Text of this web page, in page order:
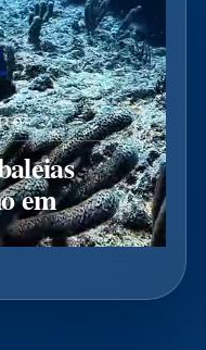
em